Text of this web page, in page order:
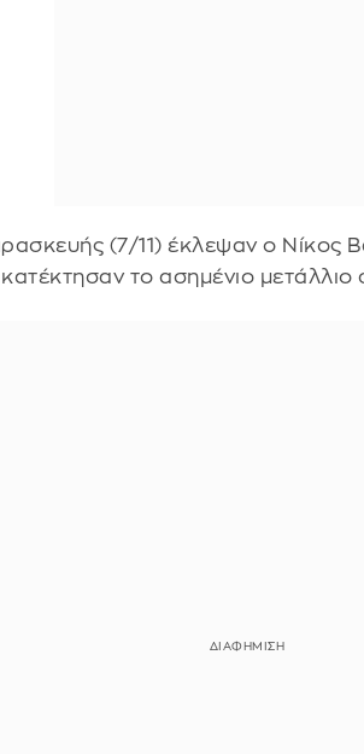
(7/11) έκλεψαν ο Νίκος
το ασημένιο μετάλλιο